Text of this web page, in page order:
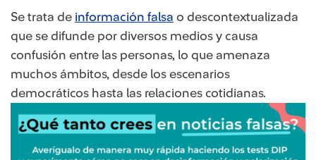
Se trata de información falsa o descontextualizada
que se difunde por diversos medios y causa
confusión entre las personas, lo que amenaza
muchos ámbitos, desde los escenarios
democráticos hasta las relaciones cotidianas.